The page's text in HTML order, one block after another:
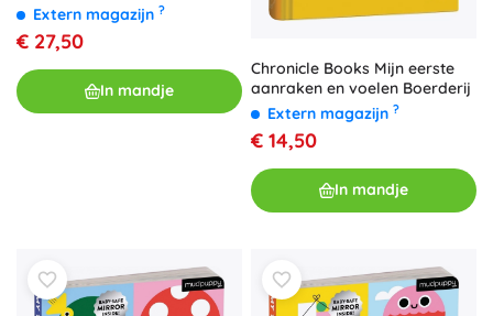
Extern magazijn ?
€ 27,50
In mandje
Chronicle Books Mijn eerste
aanraken en voelen Boerderij
Extern magazijn ?
€ 14,50
In mandje